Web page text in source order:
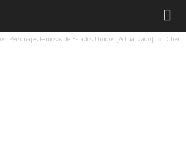
Personajes Famosos de Estados Unidos [Actualizado] Cher